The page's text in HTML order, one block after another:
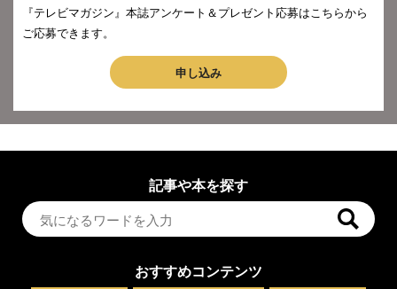
『テレビマガジン』本誌アンケート＆プレゼント応募はこちらから
ご応募できます。
申し込み
記事や本を探す
おすすめコンテンツ